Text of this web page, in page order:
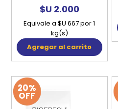
$U 2.000
Equivale a $U 667 por 1
kg(s)
Agregar al carrito
20%
OFF